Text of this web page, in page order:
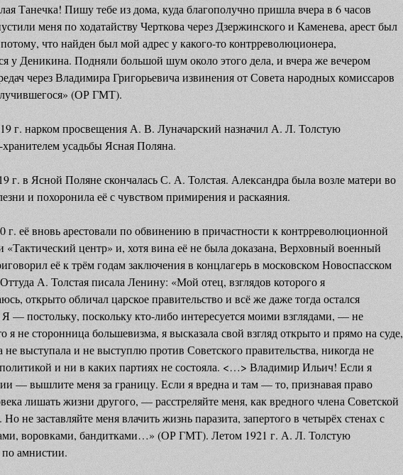
Танечка! Пишу тебе из дома, куда благополучно пришла вчера в 6 часов
меня по ходатайству Черткова через Дзержинского и Каменева, арест был
что найден был мой адрес у какого-то контрреволюционера,
у Деникина. Подняли большой шум около этого дела, и вчера же вечером
через Владимира Григорьевича извинения от Совета народных комиссаров
(ОР ГМТ).
г. нарком просвещения А. В. Луначарский назначил А. Л. Толстую
усадьбы Ясная Поляна.
г. в Ясной Поляне скончалась С. А. Толстая. Александра была возле матери во
и похоронила её с чувством примирения и раскаяния.
г. её вновь арестовали по обвинению в причастности к контрреволюционной
«Тактический центр» и, хотя вина её не была доказана, Верховный военный
её к трём годам заключения в концлагерь в московском Новоспасском
А. Толстая писала Ленину: «Мой отец, взглядов которого я
открыто обличал царское правительство и всё же даже тогда остался
— постольку, поскольку кто-либо интересуется моими взглядами, — не
я не сторонница большевизма, я высказала свой взгляд открыто и прямо на суде,
не выступала и не выступлю против Советского правительства, никогда не
и ни в каких партиях не состояла. <…> Владимир Ильич! Если я
— вышлите меня за границу. Если я вредна и там — то, признавая право
лишать жизни другого, — расстреляйте меня, как вредного члена Советской
не заставляйте меня влачить жизнь паразита, запертого в четырёх стенах с
воровками, бандитками…» (ОР ГМТ). Летом 1921 г. А. Л. Толстую
амнистии.